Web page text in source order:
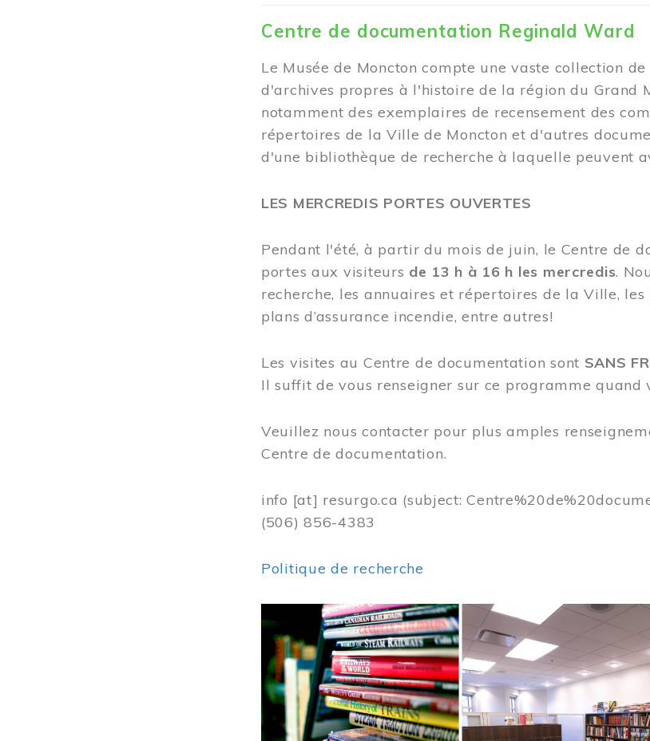
Centre de documentation Reginald Ward
Le Musée de Moncton compte une vaste collection
d'archives propres à l'histoire de la région du Grand
notamment des exemplaires de recensement des
répertoires de la Ville de Moncton et d'autres
d'une bibliothèque de recherche à laquelle peuvent
LES MERCREDIS PORTES OUVERTES
Pendant l'été, à partir du mois de juin, le Centre de
portes aux visiteurs de 13 h à 16 h les mercredis.
recherche, les annuaires et répertoires de la Ville,
plans d’assurance incendie, entre autres!
Les visites au Centre de documentation sont SANS
Il suffit de vous renseigner sur ce programme quand
Veuillez nous contacter pour plus amples
Centre de documentation.
info [at] resurgo.ca (subject:
(506) 856-4383
Politique de recherche